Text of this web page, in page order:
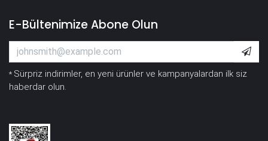
E-Bültenimize Abone Olun
* Sürpriz indirimler, en yeni ürünler ve kampanyalardan ilk siz
haberdar olun.